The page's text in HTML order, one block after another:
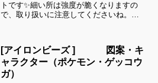
トです✨細い所は強度が脆くなりますの
で、取り扱いに注意してくださいね。こ
難しい時は、ある程度の形を先に作って
あげて、「○色だけ埋めて...
[アイロンビーズ ] 図案・キ
ャラクター（ポケモン・ゲッコウ
ガ）